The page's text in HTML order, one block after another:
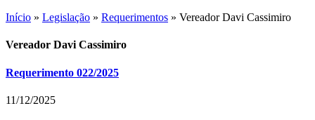
Início » Legislação » Requerimentos » Vereador Davi Cassimiro
Vereador Davi Cassimiro
Requerimento 022/2025
11/12/2025